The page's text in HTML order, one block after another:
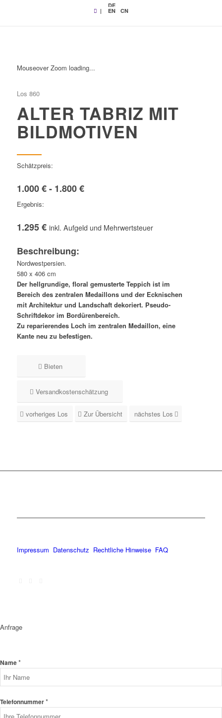
|
DE
EN CN
Mouseover Zoom loading...
Los 860
ALTER TABRIZ MIT
BILDMOTIVEN
Schätzpreis:
1.000 € - 1.800 €
Ergebnis:
1.295 € inkl. Aufgeld und Mehrwertsteuer
Beschreibung:
Nordwestpersien.
580 x 406 cm
Der hellgrundige, floral gemusterte Teppich ist im
Bereich des zentralen Medaillons und der Ecknischen
mit Architektur und Landschaft dekoriert. Pseudo-
Schriftdekor im Bordürenbereich.
Zu reparierendes Loch im zentralen Medaillon, eine
Kante neu zu befestigen.
Bieten
Versandkostenschätzung
vorheriges Los Zur Übersicht nächstes Los
Impressum Datenschutz Rechtliche Hinweise FAQ
Anfrage
Name*
Telefonnummer*